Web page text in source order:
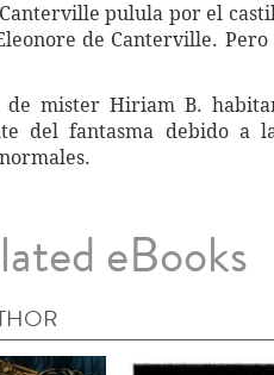
pulula por el
de Canterville.
mister Hiriam B.
del fantasma debido a
eBooks